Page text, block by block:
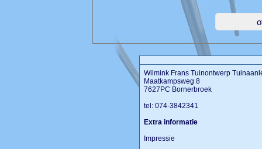
Wilmink Frans Tuinontwerp
Maatkampsweg 8
7627PC Bornerbroek
tel: 074-3842341
Extra informatie
Impressie